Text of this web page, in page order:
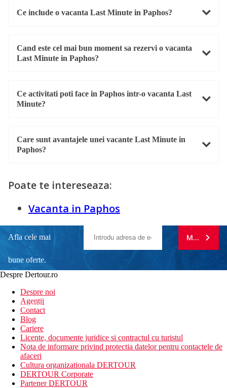
Ce include o vacanta Last Minute in Paphos?
Cand este cel mai bun moment sa rezervi o vacanta
Last Minute in Paphos?
Ce activitati poti face in Paphos intr-o vacanta Last
Minute?
Care sunt avantajele unei vacante Last Minute in
Paphos?
Poate te intereseaza:
Vacanta in Paphos
Afla cele mai
bune oferte.
newsletter!
MA
Despre Dertour.ro
Despre noi
Agentii
Contact
Blog
Cariere
Licente, documente juridice si contractul cu turistul
Nota de informare privind protectia datelor pentru contactele de
afaceri
Cultura organizationala DERTOUR
DERTOUR Corporate
Partener DERTOUR